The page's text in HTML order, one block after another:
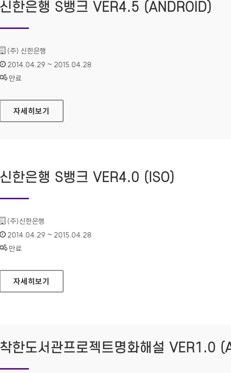
신한은행 S뱅크 VER4.5 (ANDROID)
기관명 :
(주) 신한은행
인증기간 :
2014.04.29 ~ 2015.04.28
상태 :
만료
신한은행 S뱅크 VER4.5 (ANDROID)
자세히보기
신한은행 S뱅크 VER4.0 (ISO)
기관명 :
(주)신한은행
인증기간 :
2014.04.29 ~ 2015.04.28
상태 :
만료
신한은행 S뱅크 VER4.0 (ISO)
자세히보기
착한도서관프로젝트명화해설 VER1.0